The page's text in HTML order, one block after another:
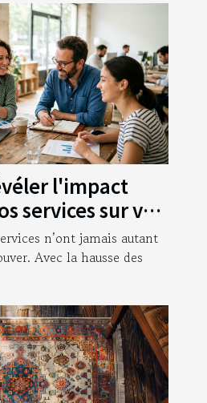
l'impact
services sur vos
n’ont jamais autant
Avec la hausse des